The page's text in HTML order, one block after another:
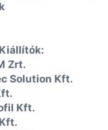
Zrt.
Kft.
Kft.